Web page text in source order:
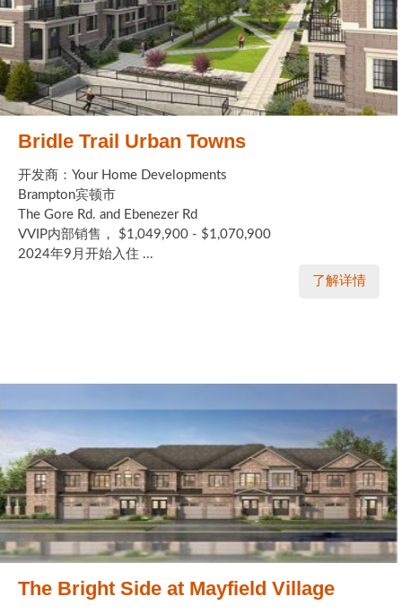
Bridle Trail Urban Towns
开发商：Your Home Developments
Brampton宾顿市
The Gore Rd. and Ebenezer Rd
VVIP内部销售， $1,049,900 - $1,070,900
2024年9月开始入住 ...
了解详情
The Bright Side at Mayfield Village